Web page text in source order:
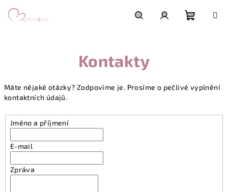
Kontakty
Máte nějaké otázky? Zodpovíme je. Prosíme o pečlivé vyplnění
kontaktních údajů.
Jméno a příjmení
E-mail
Zpráva